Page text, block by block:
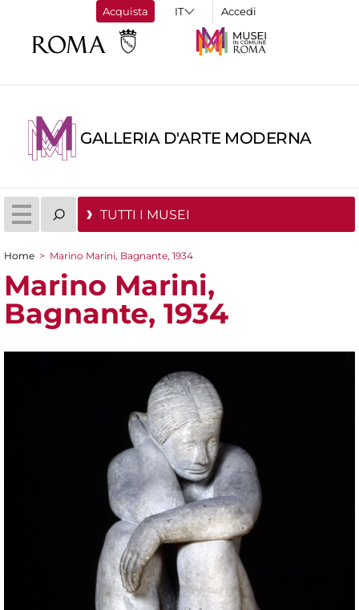
Acquista Accedi
GALLERIA D'ARTE MODERNA
TUTTI I MUSEI
Tu sei qui
Home > Marino Marini, Bagnante, 1934
Marino Marini,
Bagnante, 1934